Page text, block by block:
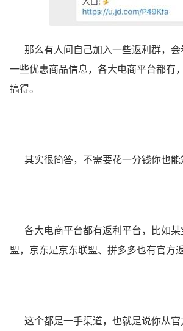
那么有人问自己加入一些返利群，会
一些优惠商品信息，各大电商平台都有
搞得。
其实很简答，不需要花一分钱你也能
各大电商平台都有返利平台，比如某
盟，京东是京东联盟、拼多多也有官方
这个都是一手渠道，也就是说你从官